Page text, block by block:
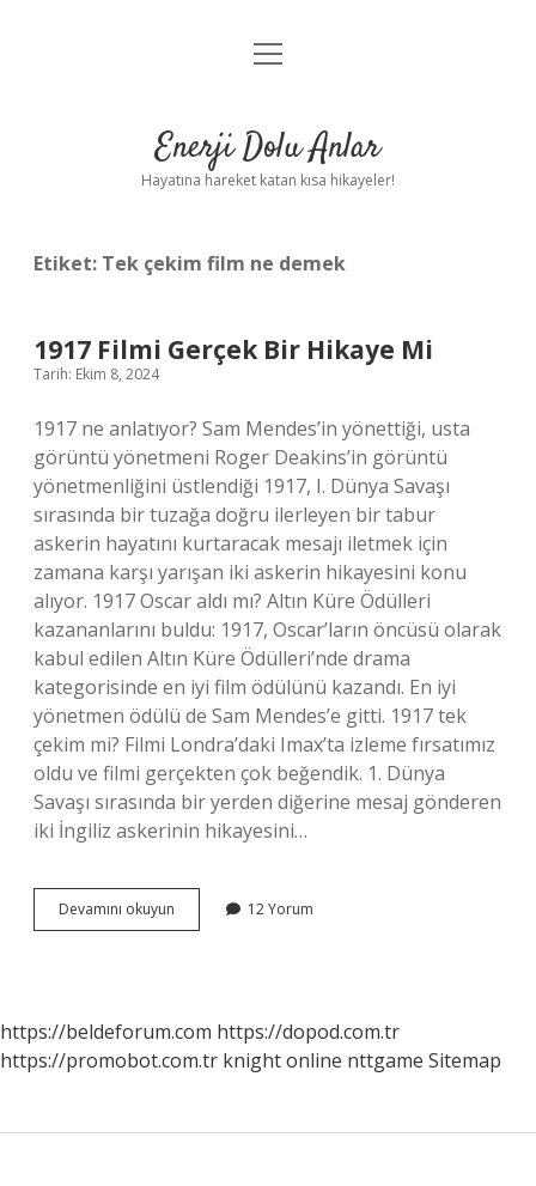
Anasayfa
Yasal Uyarı
menüyü
Enerji Dolu Anlar
Hayatına hareket katan kısa hikayeler!
Etiket: Tek çekim film ne demek
1917 Filmi Gerçek Bir Hikaye Mi
Tarih: Ekim 8, 2024
1917 ne anlatıyor? Sam Mendes’in yönettiği, usta
görüntü yönetmeni Roger Deakins’in görüntü
yönetmenliğini üstlendiği 1917, I. Dünya Savaşı
sırasında bir tuzağa doğru ilerleyen bir tabur
askerin hayatını kurtaracak mesajı iletmek için
zamana karşı yarışan iki askerin hikayesini konu
alıyor. 1917 Oscar aldı mı? Altın Küre Ödülleri
kazananlarını buldu: 1917, Oscar’ların öncüsü olarak
kabul edilen Altın Küre Ödülleri’nde drama
kategorisinde en iyi film ödülünü kazandı. En iyi
yönetmen ödülü de Sam Mendes’e gitti. 1917 tek
çekim mi? Filmi Londra’daki Imax’ta izleme fırsatımız
oldu ve filmi gerçekten çok beğendik. 1. Dünya
Savaşı sırasında bir yerden diğerine mesaj gönderen
iki İngiliz askerinin hikayesini…
Devamını okuyun
Filmi
12 Yorum
https://beldeforum.com https://dopod.com.tr
https://promobot.com.tr knight online nttgame Sitemap